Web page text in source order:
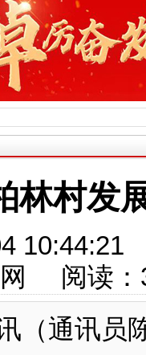
林村发
网 阅读：
（通讯员